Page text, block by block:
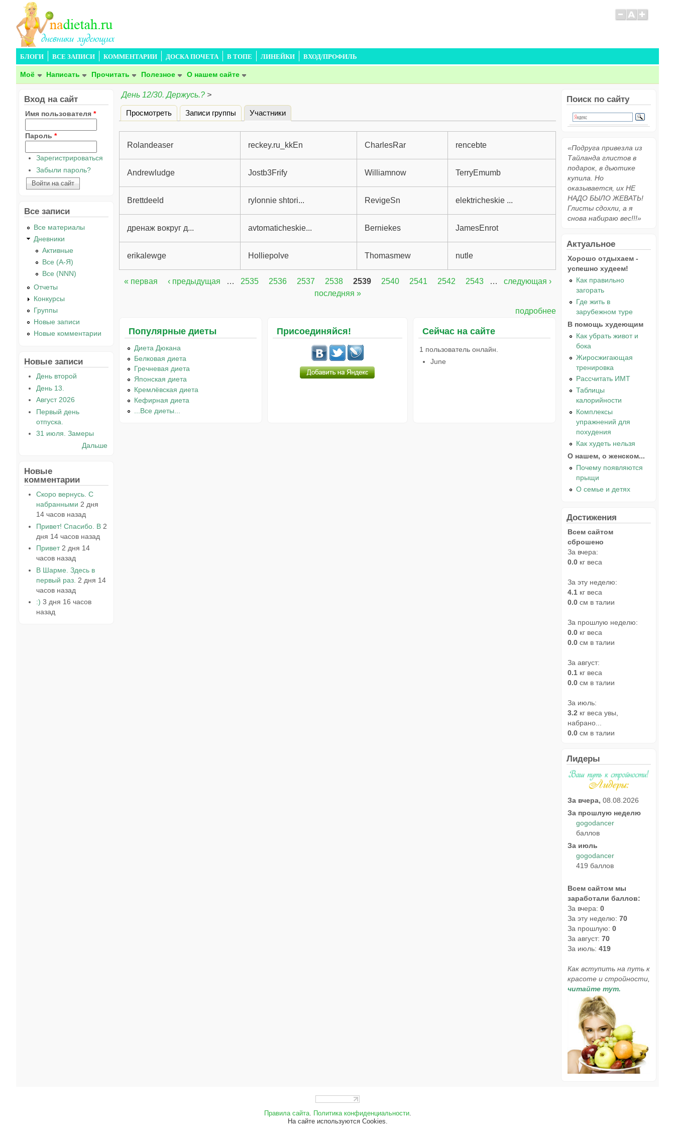
БЛОГИ ВСЕ ЗАПИСИ КОММЕНТАРИИ ДОСКА ПОЧЕТА В ТОПЕ ЛИНЕЙКИ ВХОД/ПРОФИЛЬ
Моё Написать Прочитать Полезное О нашем сайте
День 12/30. Держусь.? >
Главные вкладки
Просмотреть Записи группы Участники
Rolandeaser reckey.ru_kkEn CharlesRar rencebte
Andrewludge Jostb3Frify Williamnow TerryEmumb
Brettdeeld rylonnie shtori... RevigeSn elektricheskie ...
дренаж вокруг д... avtomaticheskie... Berniekes JamesEnrot
erikalewge Holliepolve Thomasmew nutle
Страницы
« первая ‹ предыдущая … 2535 2536 2537 2538 2539 2540 2541 2542 2543 …
следующая ›
последняя »
подробнее
Популярные диеты
Диета Дюкана
Белковая диета
Гречневая диета
Японская диета
Кремлёвская диета
Кефирная диета
...Все диеты...
Присоединяйся! Сейчас на сайте
1 пользователь онлайн.
June
Вход на сайт
Имя пользователя *
Пароль *
Зарегистрироваться
Забыли пароль?
Все записи
Все материалы
Дневники
Активные
Все (А-Я)
Все (NNN)
Отчеты
Конкурсы
Группы
Новые записи
Новые комментарии
Новые записи
День второй
День 13.
Август 2026
Первый день
отпуска.
31 июля. Замеры
Дальше
Новые
комментарии
Скоро вернусь. С
набранными 2 дня
14 часов назад
Привет! Спасибо. В 2
дня 14 часов назад
Привет 2 дня 14
часов назад
В Шарме. Здесь в
первый раз. 2 дня 14
часов назад
:) 3 дня 16 часов
назад
Поиск по сайту
«Подруга привезла из
Тайланда глистов в
подарок, в дьютике
купила. Но
оказывается, их НЕ
НАДО БЫЛО ЖЕВАТЬ!
Глисты сдохли, а я
снова набираю вес!!!»
Актуальное
Хорошо отдыхаем -
успешно худеем!
Как правильно
загорать
Где жить в
зарубежном туре
В помощь худеющим
Как убрать живот и
бока
Жиросжигающая
тренировка
Рассчитать ИМТ
Таблицы
калорийности
Комплексы
упражнений для
похудения
Как худеть нельзя
О нашем, о женском...
Почему появляются
прыщи
О семье и детях
Достижения
Всем сайтом
сброшено
За вчера:
0.0 кг веса
За эту неделю:
4.1 кг веса
0.0 см в талии
За прошлую неделю:
0.0 кг веса
0.0 см в талии
За август:
0.1 кг веса
0.0 см в талии
За июль:
3.2 кг веса увы,
набрано...
0.0 см в талии
Лидеры
За вчера, 08.08.2026
За прошлую неделю
gogodancer
баллов
За июль
gogodancer
419 баллов
Всем сайтом мы
заработали баллов:
За вчера: 0
За эту неделю: 70
За прошлую: 0
За август: 70
За июль: 419
Как вступить на путь к
красоте и стройности,
читайте тут.
Правила сайта. Политика конфиденциальности.
На сайте используются Cookies.